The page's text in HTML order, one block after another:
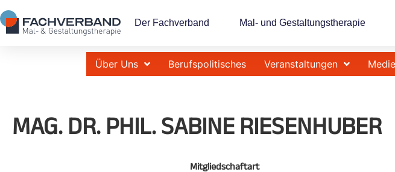
Der Fachverband Mal- und Gestaltungstherapie
Über Uns Berufspolitisches Veranstaltungen
MAG. DR. PHIL. SABINE RIESENHUBER
Mitgliedschaftart